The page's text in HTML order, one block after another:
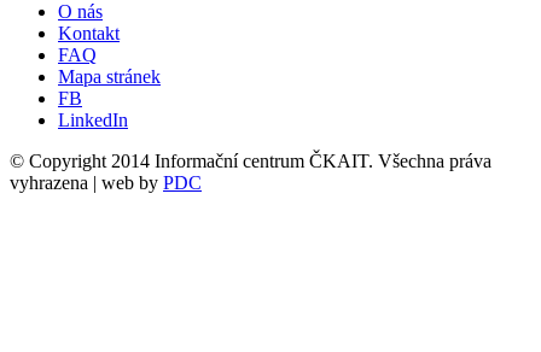
O nás
Kontakt
FAQ
Mapa stránek
FB
LinkedIn
© Copyright 2014 Informační centrum ČKAIT. Všechna práva
vyhrazena | web by PDC